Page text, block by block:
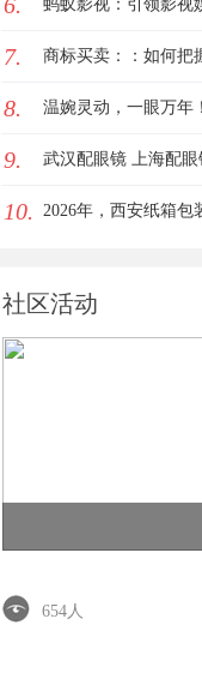
蚂蚁影视：引领影视
平台解析
7. 商标买卖：：如何把
8. 温婉灵动，一眼万年
眼唇，才是你整张脸
女生的气质加分项
9. 武汉配眼镜 上海配眼
10. 2026年，西安纸箱包
社区活动
654人